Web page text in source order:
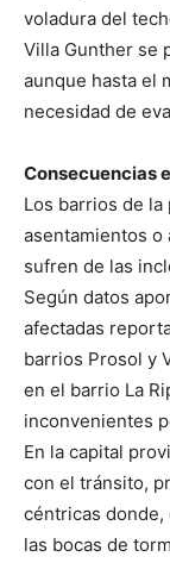
voladura del
Villa Gunther se
aunque hasta el
necesidad de
Consecuencias
Los barrios de
asentamientos o
sufren de las
Según datos
afectadas
barrios Prosol y
en el barrio La
inconvenientes
En la capital
con el tránsito,
céntricas donde,
las bocas de